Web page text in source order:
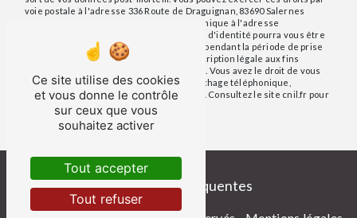
voie postale à l'adresse 336 Route de Draguignan, 83690 Salernes
(Bureau principal) ou par courrier électronique à l'adresse
contact@geotop-salernes.fr. Un justificatif d'identité pourra vous être
demandé. Nous conservons vos données pendant la période de prise
de contact puis pendant la durée de prescription légale aux fins
probatoires et de gestion des contentieux. Vous avez le droit de vous
inscrire sur la liste d'opposition au démarchage téléphonique,
disponible à cette adresse:
Bloctel.gouv.fr
. Consultez le site cnil.fr pour
plus d’informations sur vos droits.
Recherches fréquentes
Ce site utilise des cookies
et vous donne le contrôle
sur ceux que vous
souhaitez activer
Tout accepter
Tout refuser